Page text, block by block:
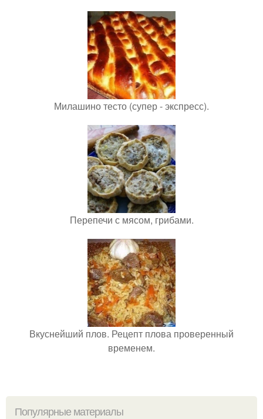
Милашино тесто (супер - экспресс).
Перепечи с мясом, грибами.
Вкуснейший плов. Рецепт плова проверенный
временем.
Популярные материалы